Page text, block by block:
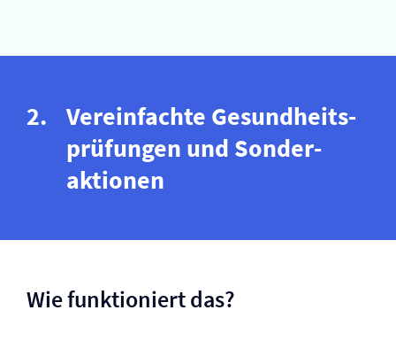
Vereinfachte Gesund­heits­
prü­fungen und Sonder­
aktionen
Wie funktioniert das?